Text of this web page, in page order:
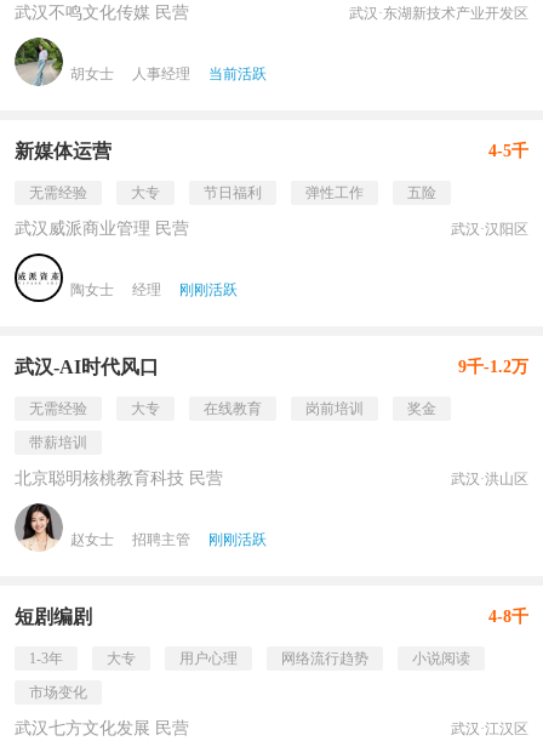
武汉不鸣文化传媒 民营 武汉·东湖新技术产业开发区
胡女士 人事经理 当前活跃
新媒体运营 4-5千
无需经验 大专 节日福利 弹性工作 五险
武汉威派商业管理 民营 武汉·汉阳区
陶女士 经理 刚刚活跃
武汉-AI时代风口 9千-1.2万
无需经验 大专 在线教育 岗前培训
奖金
带薪培训
北京聪明核桃教育科技 民营 武汉·洪山区
赵女士 招聘主管 刚刚活跃
短剧编剧 4-8千
1-3年 大专 用户心理 网络流行趋势
小说阅读
市场变化
武汉七方文化发展 民营 武汉·江汉区